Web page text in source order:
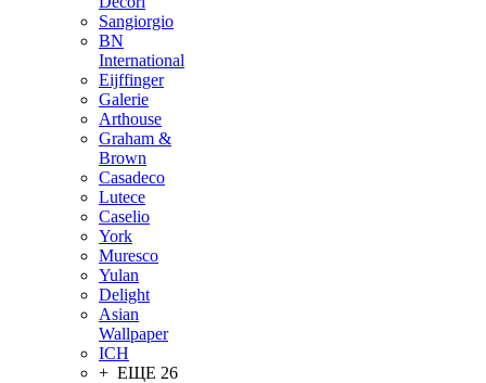
Sangiorgio
BN
International
Eijffinger
Galerie
Arthouse
Graham &
Brown
Casadeco
Lutece
Caselio
York
Muresco
Yulan
Delight
Asian
Wallpaper
ICH
+ ЕЩЕ 26